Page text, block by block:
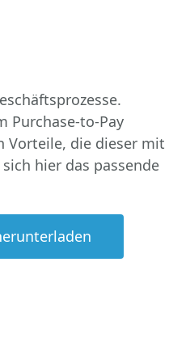
Purchase-to-Pay
Vorteile, die dieser mit
hier das passende